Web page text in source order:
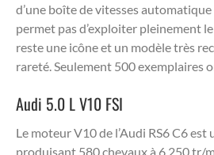
d’une boîte de vitesses
permet pas d’exploiter pleinement
reste une icône et un modèle très
rareté. Seulement 500 exemplaires
Audi 5.0 L V10 FSI
Le moteur V10 de l’Audi RS6 C6
produisant 580 chevaux à 6 250 tr/